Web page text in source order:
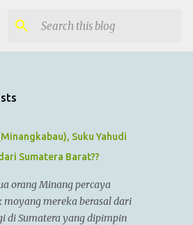
Suku Yahudi
Sumatera Barat??
orang Minang percaya
moyang mereka berasal dari
di Sumatera yang dipimpin